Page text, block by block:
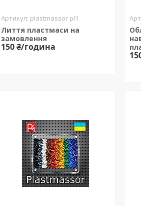
plastmassor pl1
Лиття пластмаси на
замовлення
150 ₴/година